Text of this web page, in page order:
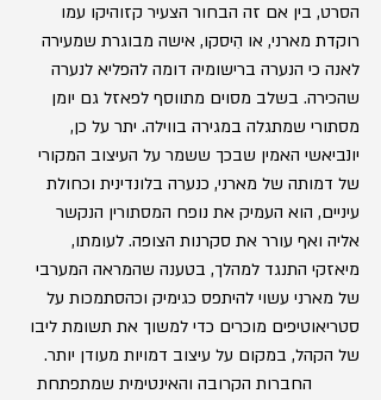
הסרט, בין אם זה הבחור הצעיר קזוהיקו עמו
רוקדת מארני, או הִיסקו, אישה מבוגרת שמעירה
לאנה כי הנערה ברישומיה דומה להפליא לנערה
שהכירה. בשלב מסוים מתווסף לפאזל גם יומן
מסתורי שמתגלה במגירה בווילה. יתר על כן,
יונביאשי האמין שבכך ששמר על העיצוב המקורי
של דמותה של מארני, כנערה בלונדינית וכחולת
עיניים, הוא העמיק את נופח המסתורין הנקשר
אליה ואף עורר את סקרנות הצופה. לעומתו,
מיאזקי התנגד למהלך, בטענה שהמראה המערבי
של מארני עשוי להיתפס כגימיק וכהסתמכות על
סטריאוטיפים מוכרים כדי למשוך את תשומת ליבו
של הקהל, במקום על עיצוב דמויות מעודן יותר.
	החברות הקרובה והאינטימית שמתפתחת